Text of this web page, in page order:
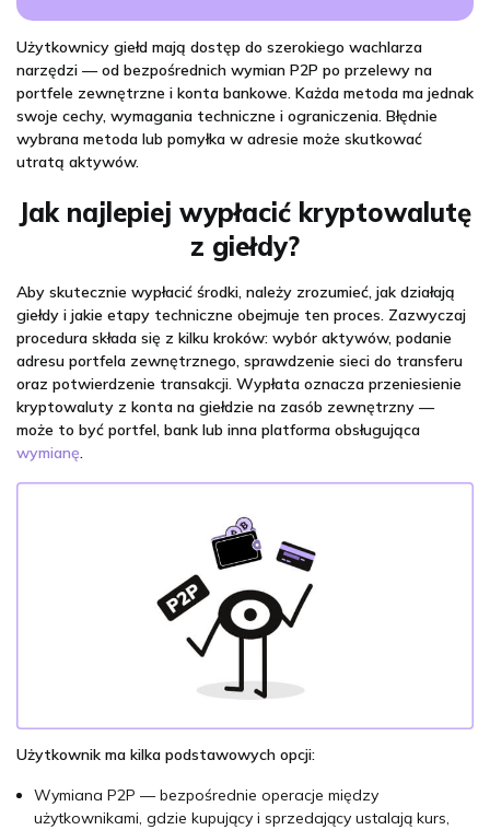
Użytkownicy giełd mają dostęp do szerokiego wachlarza
narzędzi — od bezpośrednich wymian P2P po przelewy na
portfele zewnętrzne i konta bankowe. Każda metoda ma jednak
swoje cechy, wymagania techniczne i ograniczenia. Błędnie
wybrana metoda lub pomyłka w adresie może skutkować
utratą aktywów.
Jak najlepiej wypłacić kryptowalutę
z giełdy?
Aby skutecznie wypłacić środki, należy zrozumieć, jak działają
giełdy i jakie etapy techniczne obejmuje ten proces. Zazwyczaj
procedura składa się z kilku kroków: wybór aktywów, podanie
adresu portfela zewnętrznego, sprawdzenie sieci do transferu
oraz potwierdzenie transakcji. Wypłata oznacza przeniesienie
kryptowaluty z konta na giełdzie na zasób zewnętrzny —
może to być portfel, bank lub inna platforma obsługująca
wymianę.
Użytkownik ma kilka podstawowych opcji:
Wymiana P2P — bezpośrednie operacje między
użytkownikami, gdzie kupujący i sprzedający ustalają kurs,